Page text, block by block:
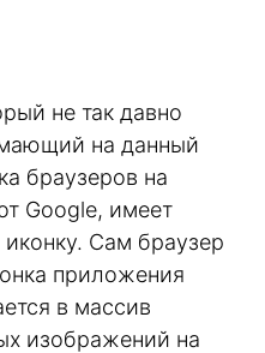
не так давно
на данный
браузеров на
Google, имеет
Сам браузер
приложения
в массив
изображений на